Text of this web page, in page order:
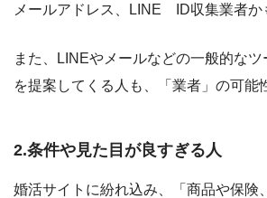
メールアドレス、LINE ID収集業者か
また、LINEやメールなどの一般的な
を提案してくる人も、「業者」の可能
2.条件や見た目が良すぎる人
婚活サイトに紛れ込み、「商品や保険